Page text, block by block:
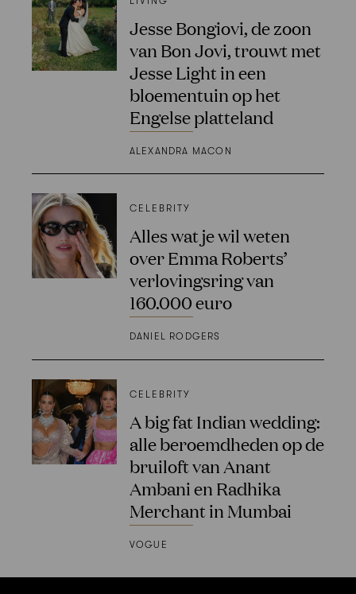
Jesse Bongiovi, de zoon
van Bon Jovi, trouwt met
Jesse Light in een
bloementuin op het
Engelse platteland
ALEXANDRA MACON
CELEBRITY
Alles wat je wil weten
over Emma Roberts’
verlovingsring van
160.000 euro
DANIEL RODGERS
CELEBRITY
A big fat Indian wedding:
alle beroemdheden op de
bruiloft van Anant
Ambani en Radhika
Merchant in Mumbai
VOGUE